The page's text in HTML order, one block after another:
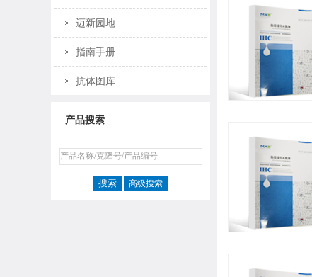
迈新园地
指南手册
抗体图库
产品搜索
高级搜索